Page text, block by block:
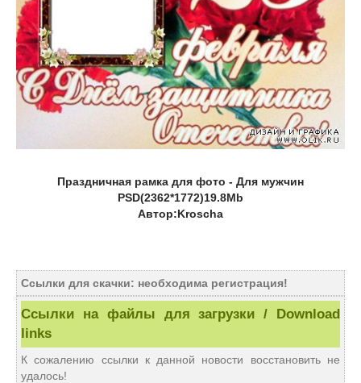
Праздничная рамка для фото - Для мужчин
PSD(2362*1772)19.8Mb
Автор:Kroscha
Ссылки для скачки: необходима регистрация!
Ссылки на файлы для загрузки / Download
links
К сожалению ссылки к данной новости восстановить не
удалось!